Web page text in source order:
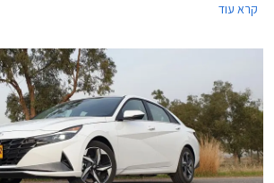
מרבית המתחרות נטשו את הסגמנט ואלה שנשארו בחרו
קרא עוד